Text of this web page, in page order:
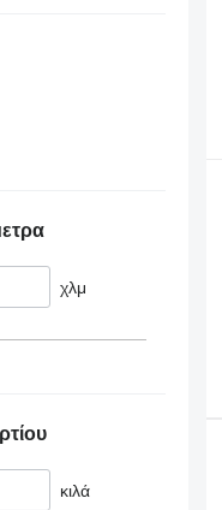
χλμ
κιλά